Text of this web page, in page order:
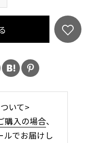
いて>
購入の場合、
ルでお届けし